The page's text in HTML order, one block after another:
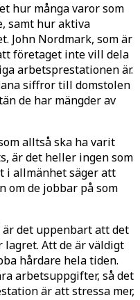
hur många varor som
samt hur aktiva
John Nordmark, som är
företaget inte vill dela
arbetsprestationen är.
siffror till domstolen
de har mängder av
alltså ska ha varit
är det heller ingen som
i allmänhet säger att
om de jobbar på som
det uppenbart att det
lagret. Att de är väldigt
hårdare hela tiden.
arbetsuppgifter, så det
är att stressa mer,